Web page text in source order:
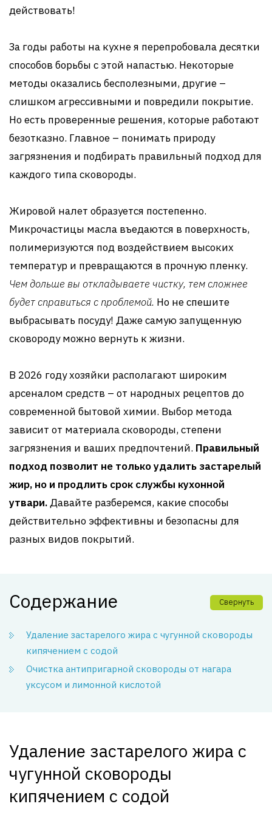
действовать!
За годы работы на кухне я перепробовала десятки
способов борьбы с этой напастью. Некоторые
методы оказались бесполезными, другие –
слишком агрессивными и повредили покрытие.
Но есть проверенные решения, которые работают
безотказно. Главное – понимать природу
загрязнения и подбирать правильный подход для
каждого типа сковороды.
Жировой налет образуется постепенно.
Микрочастицы масла въедаются в поверхность,
полимеризуются под воздействием высоких
температур и превращаются в прочную пленку.
Чем дольше вы откладываете чистку, тем сложнее
будет справиться с проблемой. Но не спешите
выбрасывать посуду! Даже самую запущенную
сковороду можно вернуть к жизни.
В 2026 году хозяйки располагают широким
арсеналом средств – от народных рецептов до
современной бытовой химии. Выбор метода
зависит от материала сковороды, степени
загрязнения и ваших предпочтений. Правильный
подход позволит не только удалить застарелый
жир, но и продлить срок службы кухонной
утвари.Давайте разберемся, какие способы
действительно эффективны и безопасны для
разных видов покрытий.
Содержание Свернуть
Удаление застарелого жира с чугунной сковороды
кипячением с содой
Очистка антипригарной сковороды от нагара
уксусом и лимонной кислотой
Удаление застарелого жира с
чугунной сковороды
кипячением с содой